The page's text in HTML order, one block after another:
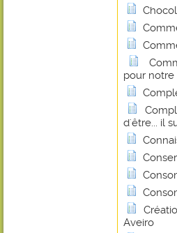
pour notre
d'être... il
Aveiro